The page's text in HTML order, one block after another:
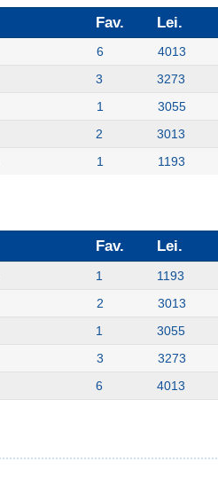
Fav. Lei.
6 4013
3 3273
1 3055
2 3013
1 1193
Fav. Lei.
1 1193
2 3013
1 3055
3 3273
6 4013